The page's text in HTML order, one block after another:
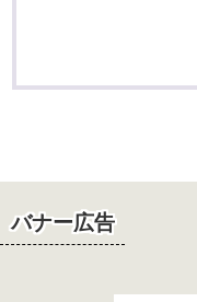
バナー広告